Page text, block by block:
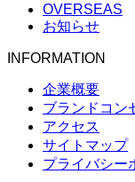
OVERSEAS
お知らせ
INFORMATION
企業概要
ブランドコン
アクセス
サイトマップ
プライバシー